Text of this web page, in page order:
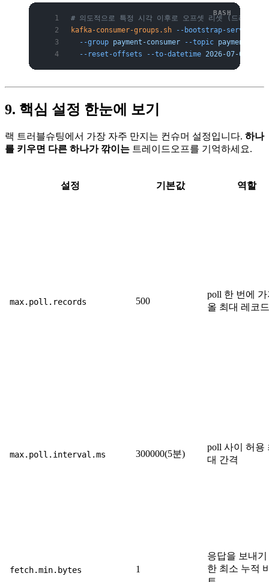
# 의도적으로 특정 시각 이후로 오프셋 리셋 (드라이
kafka-consumer-groups.sh --bootstrap-server
  --group
payment-consumer --topic payments
  --reset-offsets
--to-datetime 2026-07-
9. 핵심 설정 한눈에 보기
랙 트러블슈팅에서 가장 자주 만지는 컨슈머 설정입니다. 하나
를 키우면 다른 하나가 깎이는 트레이드오프를 기억하세요.
설정 기본값 역할
max.poll.records 500
poll 한 번에
올 최대 레코
max.poll.interval.ms 300000(5분)
poll 사이 허용
대 간격
fetch.min.bytes 1
응답을 보내기
한 최소 누적